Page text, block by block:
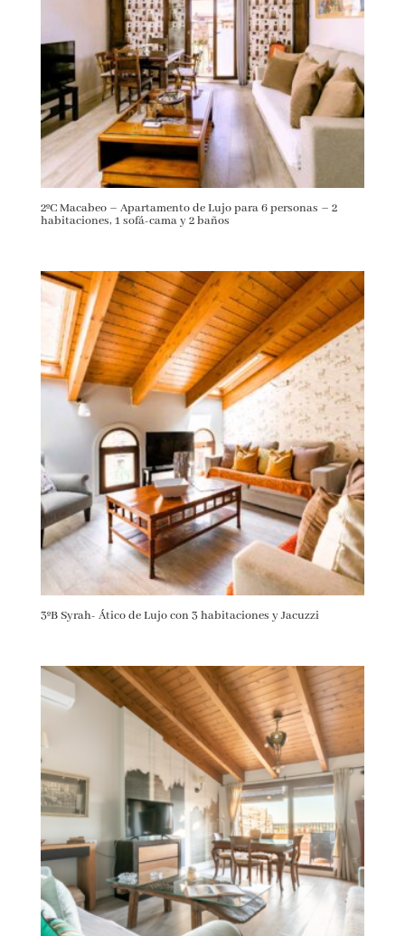
2ºC Macabeo – Apartamento de Lujo para 6 personas – 2
habitaciones, 1 sofá-cama y 2 baños
3ºB Syrah- Ático de Lujo con 3 habitaciones y Jacuzzi